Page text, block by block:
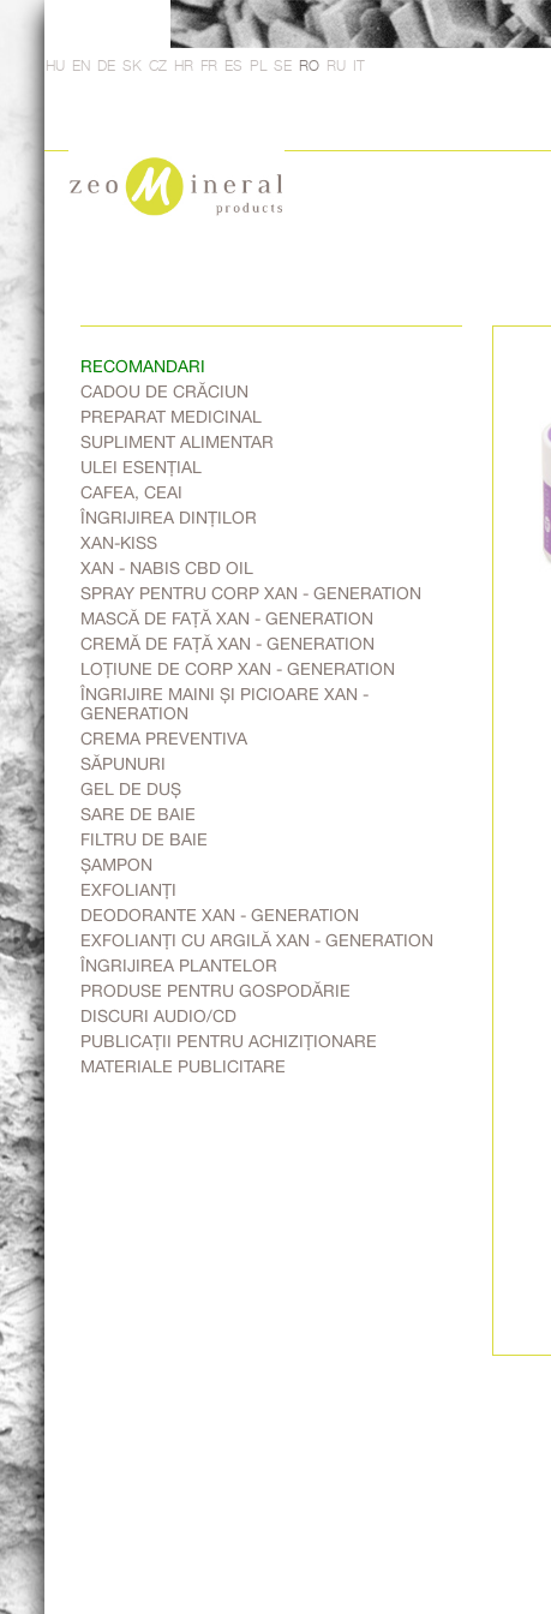
HU EN DE SK CZ HR FR ES PL SE RO RU IT
RECOMANDARI
CADOU DE CRĂCIUN
PREPARAT MEDICINAL
SUPLIMENT ALIMENTAR
ULEI ESENȚIAL
CAFEA, CEAI
ÎNGRIJIREA DINȚILOR
XAN-KISS
XAN - NABIS CBD OIL
SPRAY PENTRU CORP XAN - GENERATION
MASCĂ DE FAȚĂ XAN - GENERATION
CREMĂ DE FAȚĂ XAN - GENERATION
LOȚIUNE DE CORP XAN - GENERATION
ÎNGRIJIRE MAINI ȘI PICIOARE XAN -
GENERATION
CREMA PREVENTIVA
SĂPUNURI
GEL DE DUȘ
SARE DE BAIE
FILTRU DE BAIE
ȘAMPON
EXFOLIANȚI
DEODORANTE XAN - GENERATION
EXFOLIANȚI CU ARGILĂ XAN - GENERATION
ÎNGRIJIREA PLANTELOR
PRODUSE PENTRU GOSPODĂRIE
DISCURI AUDIO/CD
PUBLICAȚII PENTRU ACHIZIȚIONARE
MATERIALE PUBLICITARE